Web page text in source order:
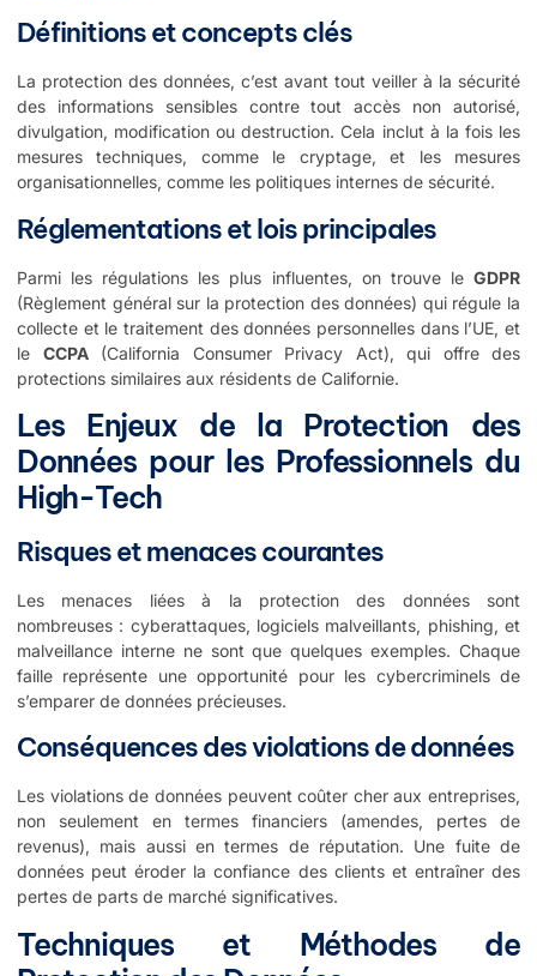
Définitions et concepts clés
La protection des données, c’est avant tout veiller à la sécurité
des informations sensibles contre tout accès non autorisé,
divulgation, modification ou destruction. Cela inclut à la fois les
mesures techniques, comme le cryptage, et les mesures
organisationnelles, comme les politiques internes de sécurité.
Réglementations et lois principales
Parmi les régulations les plus influentes, on trouve le GDPR
(Règlement général sur la protection des données) qui régule la
collecte et le traitement des données personnelles dans l’UE, et
le CCPA(California Consumer Privacy Act), qui offre des
protections similaires aux résidents de Californie.
Les Enjeux de la Protection des
Données pour les Professionnels du
High-Tech
Risques et menaces courantes
Les menaces liées à la protection des données sont
nombreuses : cyberattaques, logiciels malveillants, phishing, et
malveillance interne ne sont que quelques exemples. Chaque
faille représente une opportunité pour les cybercriminels de
s’emparer de données précieuses.
Conséquences des violations de données
Les violations de données peuvent coûter cher aux entreprises,
non seulement en termes financiers (amendes, pertes de
revenus), mais aussi en termes de réputation. Une fuite de
données peut éroder la confiance des clients et entraîner des
pertes de parts de marché significatives.
Techniques et Méthodes de